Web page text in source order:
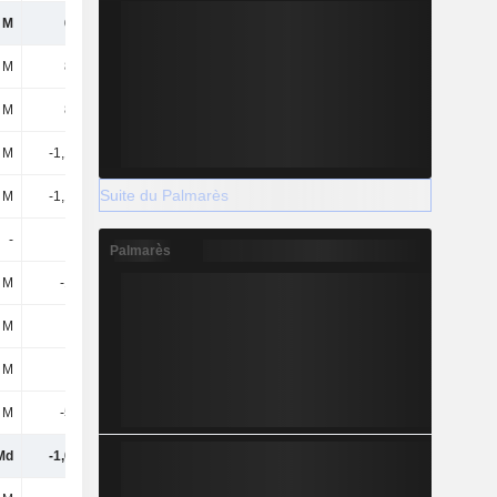
608 M
813 M
813 M
-1,15 Md
-1,15 Md -1,21 Md -2,68 Md
-
-126 M
-587 M
-1,05 Md
Suite du Palmarès
Palmarès